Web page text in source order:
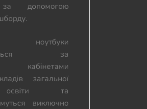
за допомогою
ноутбуки
за
кабінетами
загальної
освіти та
виключно